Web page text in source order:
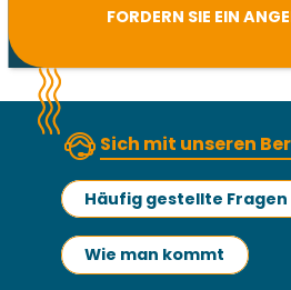
FORDERN SIE EIN
Sich mit unseren
Häufig gestellte Fragen
Wie man kommt